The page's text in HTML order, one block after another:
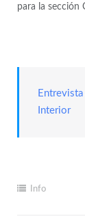
para la sección
Entrevista
Interior
Info